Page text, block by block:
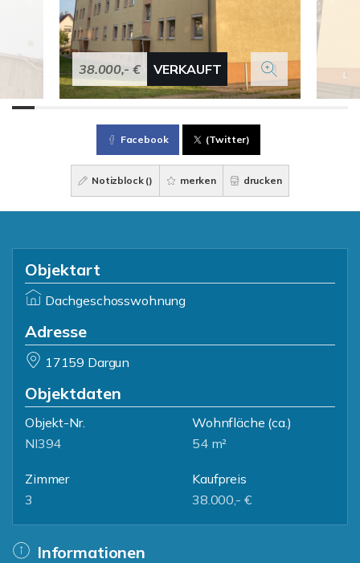
38.000,- € VERKAUFT
Facebook (Twitter)
Notizblock () merken drucken
Objektart
Dachgeschosswohnung
Adresse
17159 Dargun
Objektdaten
Objekt-Nr.
NI394
Wohnfläche (ca.)
54 m²
Zimmer
3
Kaufpreis
38.000,- €
Informationen